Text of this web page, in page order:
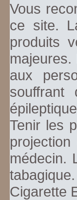
Vous
ce site.
produits
aux
souffrant
Tenir les
médecin.
Cigarette